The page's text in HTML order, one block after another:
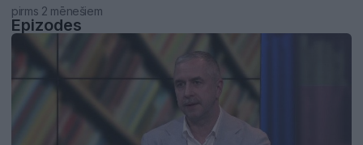
pirms 2 mēnešiem
Epizodes